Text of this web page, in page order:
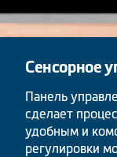
Сенсорное
Панель
сделает
удобным и
регулировки